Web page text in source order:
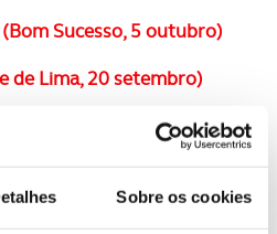
Sobre os cookies
Sucesso, 5 outubro)
de Lima, 20 setembro)
Marinha, 17 setembro)
6 setembro)
15 julho)